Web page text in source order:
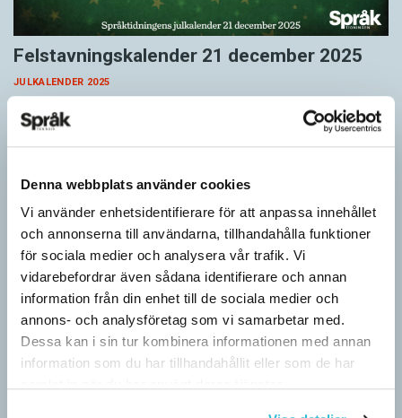
Denna webbplats använder cookies
Vi använder enhetsidentifierare för att anpassa innehållet
och annonserna till användarna, tillhandahålla funktioner
för sociala medier och analysera vår trafik. Vi
vidarebefordrar även sådana identifierare och annan
information från din enhet till de sociala medier och
annons- och analysföretag som vi samarbetar med.
Dessa kan i sin tur kombinera informationen med annan
information som du har tillhandahållit eller som de har
Felstavningskalender 21 december 2025
JULKALENDER 2025
felstavningskalender. Varje dag fram till julafton publicerar vi ett
felstavat svenskt ord. I varje felstavat ord…